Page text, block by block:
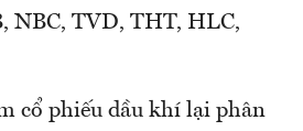
NBC, TVD, THT, HLC,
cổ phiếu dầu khí lại phân